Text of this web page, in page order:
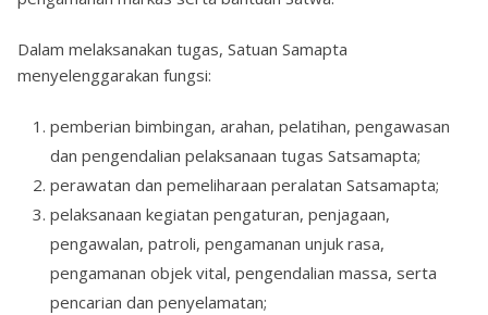
Dalam melaksanakan tugas, Satuan Samapta
menyelenggarakan fungsi:
pemberian bimbingan, arahan, pelatihan, pengawasan
dan pengendalian pelaksanaan tugas Satsamapta;
perawatan dan pemeliharaan peralatan Satsamapta;
pelaksanaan kegiatan pengaturan, penjagaan,
pengawalan, patroli, pengamanan unjuk rasa,
pengamanan objek vital, pengendalian massa, serta
pencarian dan penyelamatan;